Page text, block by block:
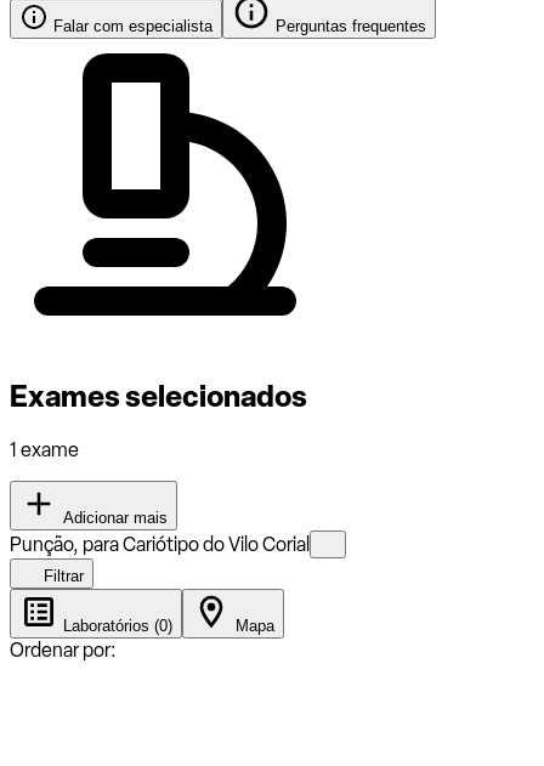
Falar com especialista Perguntas frequentes
Exames selecionados
1 exame
Adicionar mais
Punção, para Cariótipo do Vilo Corial
Filtrar
Laboratórios (0) Mapa
Ordenar por: